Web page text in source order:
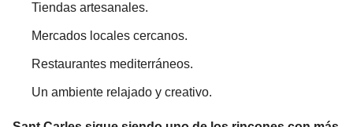
Tiendas artesanales.
Mercados locales cercanos.
Restaurantes mediterráneos.
Un ambiente relajado y creativo.